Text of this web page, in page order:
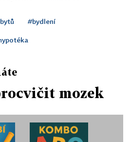
#bydlení
mozek